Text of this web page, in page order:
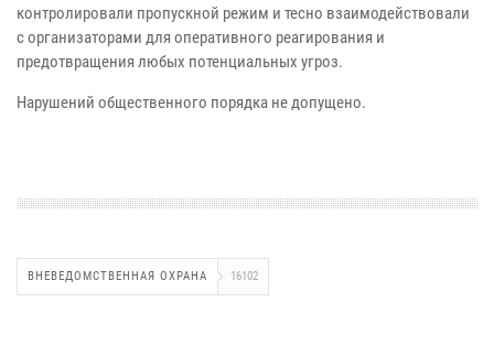
контролировали пропускной режим и тесно взаимодействовали
с организаторами для оперативного реагирования и
предотвращения любых потенциальных угроз.
Нарушений общественного порядка не допущено.
ВНЕВЕДОМСТВЕННАЯ ОХРАНА 16102